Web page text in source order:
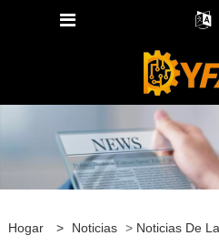
Hogar > Noticias > Noticias De